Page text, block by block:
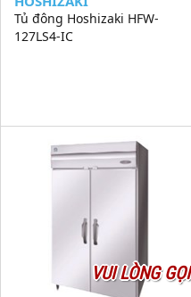
Tủ đông Hoshizaki HFW-
127LS4-IC
VUI LÒNG GỌI